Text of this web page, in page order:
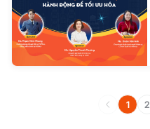
1 2